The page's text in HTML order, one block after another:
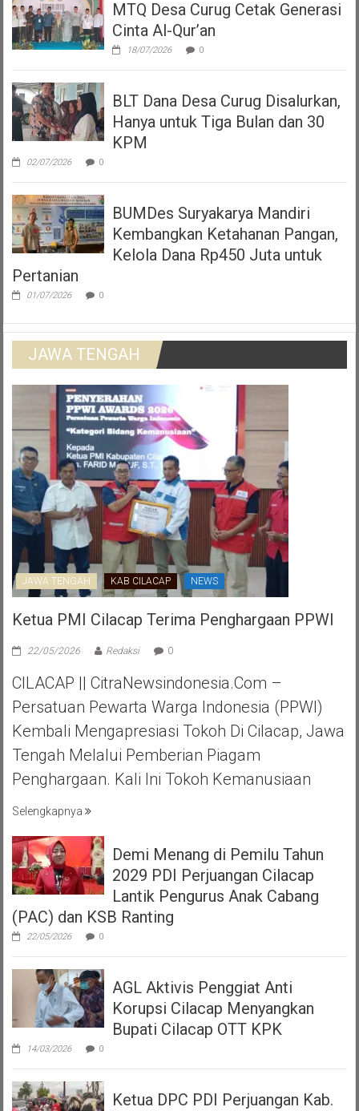
MTQ Desa Curug Cetak Generasi
Cinta Al-Qur’an
18/07/2026 0
BLT Dana Desa Curug Disalurkan,
Hanya untuk Tiga Bulan dan 30
KPM
02/07/2026 0
BUMDes Suryakarya Mandiri
Kembangkan Ketahanan Pangan,
Kelola Dana Rp450 Juta untuk
Pertanian
01/07/2026 0
JAWA TENGAH
JAWA TENGAH KAB CILACAP NEWS
Ketua PMI Cilacap Terima Penghargaan PPWI
22/05/2026 Redaksi 0
CILACAP || CitraNewsindonesia.com –
Persatuan Pewarta Warga Indonesia (PPWI)
Kembali Mengapresiasi Tokoh Di Cilacap, Jawa
Tengah Melalui Pemberian Piagam
Penghargaan. Kali Ini Tokoh Kemanusiaan
Selengkapnya
Demi Menang di Pemilu Tahun
2029 PDI Perjuangan Cilacap
Lantik Pengurus Anak Cabang
(PAC) dan KSB Ranting
22/05/2026 0
AGL Aktivis Penggiat Anti
Korupsi Cilacap Menyangkan
Bupati Cilacap OTT KPK
14/03/2026 0
Ketua DPC PDI Perjuangan Kab.